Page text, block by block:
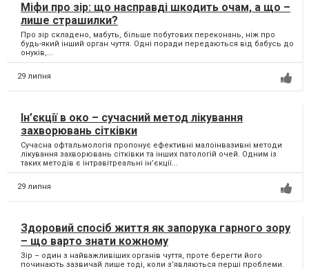
Міфи про зір: що насправді шкодить очам, а що –
лише страшилки?
Про зір складено, мабуть, більше побутових переконань, ніж про
будь-який інший орган чуття. Одні поради передаються від бабусь до
онуків,...
29 липня
Ін’єкції в око – сучасний метод лікування
захворювань сітківки
Сучасна офтальмологія пропонує ефективні малоінвазивні методи
лікування захворювань сітківки та інших патологій очей. Одним із
таких методів є інтравітреальні ін’єкції...
29 липня
Здоровий спосіб життя як запорука гарного зору
– що варто знати кожному
Зір – один з найважливіших органів чуття, проте берегти його
починають зазвичай лише тоді, коли з’являються перші проблеми.